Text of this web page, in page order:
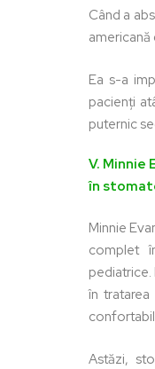
Când a
americană
Ea s-a
pacienți
puternic
V. Minnie
în
Minnie
complet
pediatrice.
în
Astăzi,